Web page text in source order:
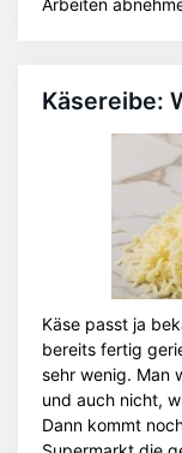
Arbeiten
Käsereibe:
Käse passt ja
bereits fertig
sehr wenig. Man
und auch nicht,
Dann kommt